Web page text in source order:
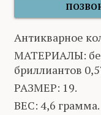
Антикварное
МАТЕРИАЛЫ:
бриллиантов
РАЗМЕР: 19.
ВЕС: 4,6 грамма.